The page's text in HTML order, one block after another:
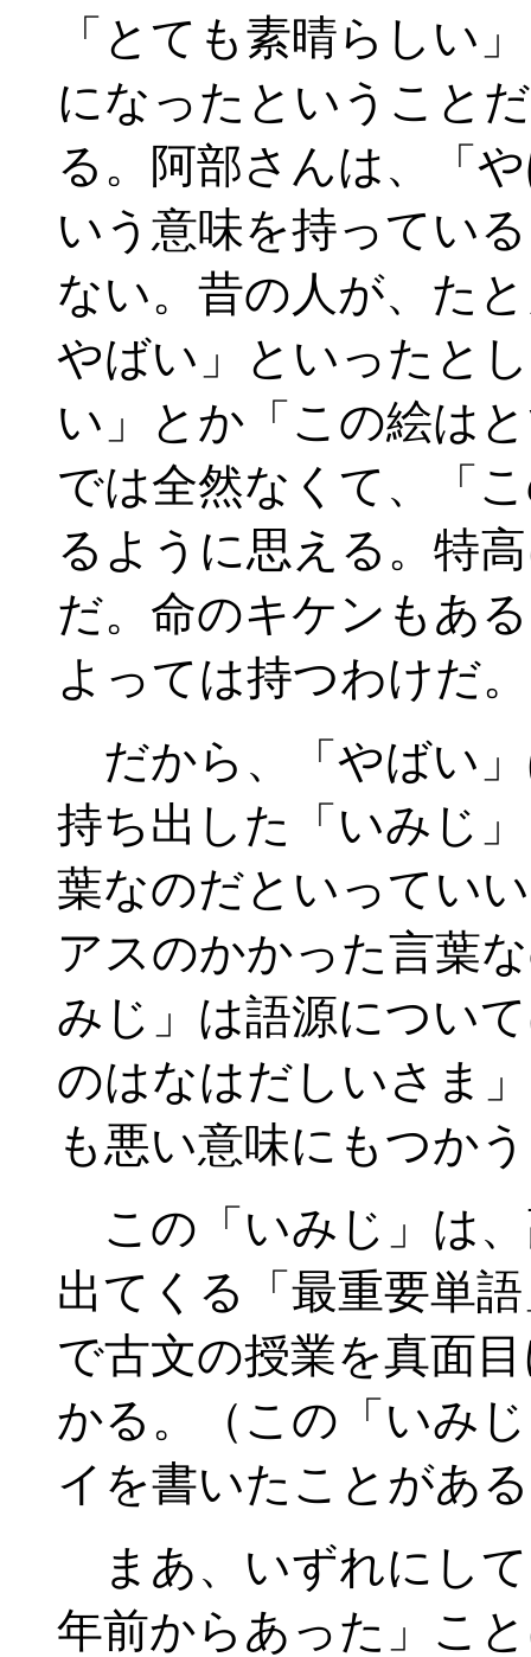
「とても素晴らしい
になったということ
る。阿部さんは、「
いう意味を持ってい
ない。昔の人が、た
やばい」といったと
い」とか「この絵は
では全然なくて、「
るように思える。特
だ。命のキケンもあ
よっては持つわけだ。
だから、「やばい
持ち出した「いみじ
葉なのだといってい
アスのかかった言葉
みじ」は語源につい
のはなはだしいさま
も悪い意味にもつか
この「いみじ」は
出てくる「最重要単
で古文の授業を真面
かる。（この「いみ
イを書いたことがあ
まあ、いずれにし
年前からあった」こ